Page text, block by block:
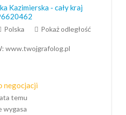
Kazimierska - cały kraj
Polska Pokaż odległość
www.twojgrafolog.pl
negocjacji
temu
wygasa